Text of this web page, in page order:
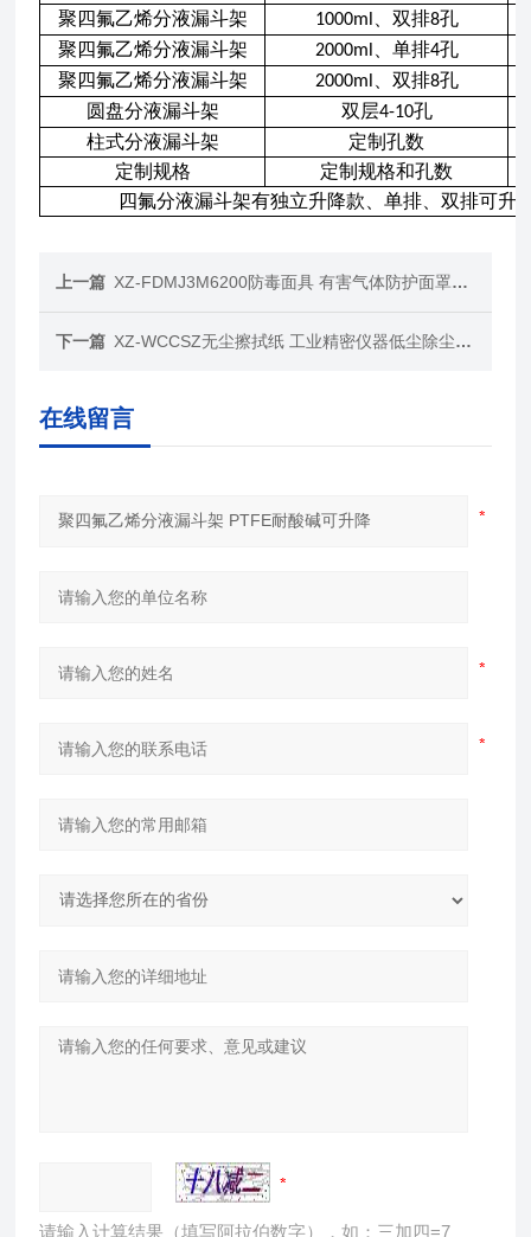
聚四氟乙烯分液漏斗架
1000ml 、双排8孔
聚四氟乙烯分液漏斗架
2000ml 、单排4孔
聚四氟乙烯分液漏斗架
2000ml 、双排8孔
圆盘分液漏斗架
双层4-10孔
柱式分液漏斗架
定制孔数
定制规格
定制规格和孔数
四氟分液漏斗架有独立升降款、单排、双排可升
上一篇 XZ-FDMJ3M6200防毒面具 有害气体防护面罩滤毒盒
下一篇 XZ-WCCSZ无尘擦拭纸 工业精密仪器低尘除尘纸质
在线留言
请输入计算结果（填写阿拉伯数字），如：三加四=7